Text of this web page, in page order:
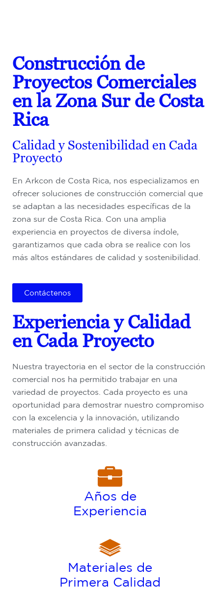
Construcción de
Proyectos Comerciales
en la Zona Sur de Costa
Rica
Calidad y Sostenibilidad en Cada
Proyecto
En Arkcon de Costa Rica, nos especializamos en
ofrecer soluciones de construcción comercial que
se adaptan a las necesidades específicas de la
zona sur de Costa Rica. Con una amplia
experiencia en proyectos de diversa índole,
garantizamos que cada obra se realice con los
más altos estándares de calidad y sostenibilidad.
Contáctenos
Experiencia y Calidad
en Cada Proyecto
Nuestra trayectoria en el sector de la construcción
comercial nos ha permitido trabajar en una
variedad de proyectos. Cada proyecto es una
oportunidad para demostrar nuestro compromiso
con la excelencia y la innovación, utilizando
materiales de primera calidad y técnicas de
construcción avanzadas.
Años de
Experiencia
Materiales de
Primera Calidad